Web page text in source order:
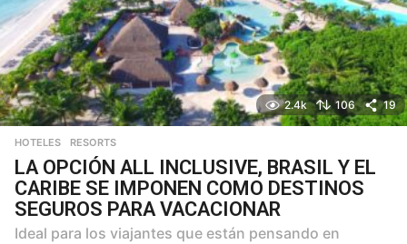
2.4k 106 19
HOTELES ,RESORTS
LA OPCIÓN ALL INCLUSIVE, BRASIL Y EL
CARIBE SE IMPONEN COMO DESTINOS
SEGUROS PARA VACACIONAR
Ideal para los viajantes que están pensando en